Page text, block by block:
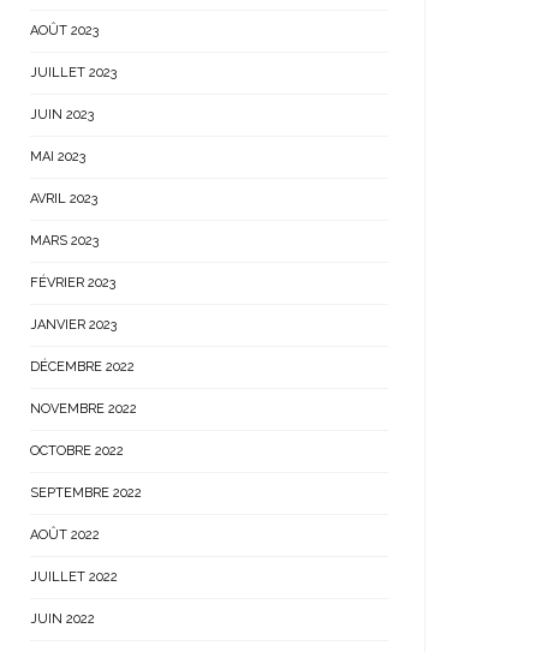
AOÛT 2023
JUILLET 2023
JUIN 2023
MAI 2023
AVRIL 2023
MARS 2023
FÉVRIER 2023
JANVIER 2023
DÉCEMBRE 2022
NOVEMBRE 2022
OCTOBRE 2022
SEPTEMBRE 2022
AOÛT 2022
JUILLET 2022
JUIN 2022